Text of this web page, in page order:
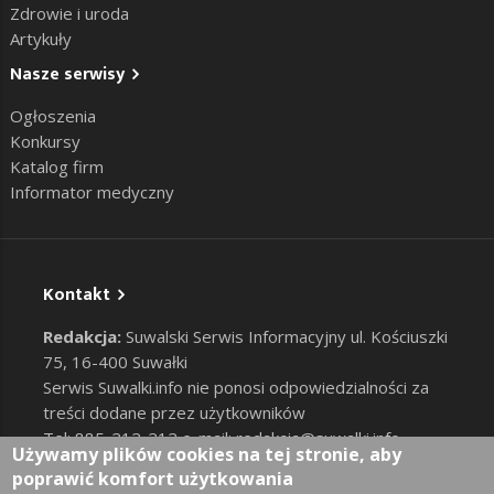
Zdrowie i uroda
Artykuły
Nasze serwisy
Ogłoszenia
Konkursy
Katalog firm
Informator medyczny
Kontakt
Redakcja: Suwalski Serwis Informacyjny ul. Kościuszki
75, 16-400 Suwałki
Serwis Suwalki.info nie ponosi odpowiedzialności za
treści dodane przez użytkowników
Tel: 885-212-212 e-mail:redakcja@suwalki.info,
reklama@suwalki.info
RODO |Cookies
Używamy plików cookies na tej stronie, aby
poprawić komfort użytkowania